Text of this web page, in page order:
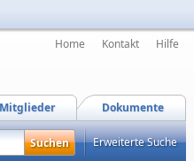
Home Kontakt Hilfe
Dokumente
Mitglieder
Erweiterte Suche